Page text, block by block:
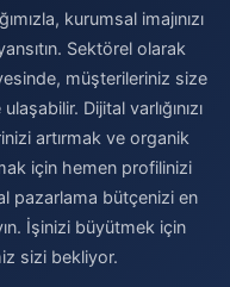
kurumsal imajınızı
Sektörel olarak
müşterileriniz size
Dijital varlığınızı
artırmak ve organik
için hemen profilinizi
pazarlama bütçenizi en
İşinizi büyütmek için
sizi bekliyor.